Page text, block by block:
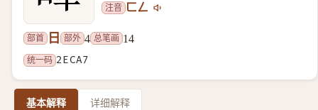
注音 ㄈㄥ
部首 日 部外 4 总笔画 14
统一码 2ECA7
基本解释 详细解释